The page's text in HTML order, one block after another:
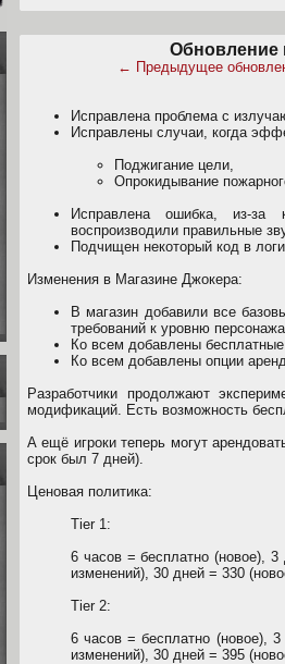
Обновление
← Предыдущее
Исправлена проблема с
Исправлены случаи, когда
Поджигание цели,
Опрокидывание
Исправлена ошибка, из-за
воспроизводили правильные
Подчищен некоторый код в
Изменения в Магазине Джокера:
В магазин добавили все
требований к уровню
Ко всем добавлены бесплатные
Ко всем добавлены опции
Разработчики продолжают
модификаций. Есть возможность
А ещё игроки теперь могут
срок был 7 дней).
Ценовая политика:
Tier 1:
6 часов = бесплатно (новое),
изменений), 30 дней = 330
Tier 2:
6 часов = бесплатно (новое),
изменений), 30 дней = 395